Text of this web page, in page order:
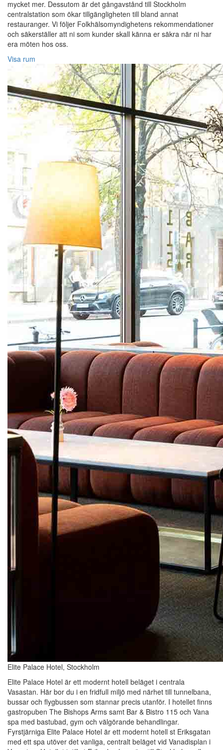
mycket mer. Dessutom är det gångavstånd till Stockholm
centralstation som ökar tillgängligheten till bland annat
restauranger. Vi följer Folkhälsomyndighetens rekommendationer
och säkerställer att ni som kunder skall känna er säkra när ni har
era möten hos oss.
Visa rum
Elite Palace Hotel, Stockholm
Elite Palace Hotel är ett modernt hotell beläget i centrala
Vasastan. Här bor du i en fridfull miljö med närhet till tunnelbana,
bussar och flygbussen som stannar precis utanför. I hotellet finns
gastropuben The Bishops Arms samt Bar & Bistro 115 och Vana
spa med bastubad, gym och välgörande behandlingar.
Fyrstjärniga Elite Palace Hotel är ett modernt hotell st Eriksgatan
med ett spa utöver det vanliga, centralt beläget vid Vanadisplan i